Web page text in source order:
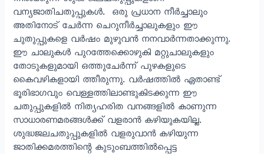
വന്യജാതിചതുപ്പുകൾ. ഒരു പ്രധാന നീർച്ചാലും
അതിനോട് ചേർന്ന ചെറുനീർച്ചാലുകളും ഈ
ചുതുപ്പുകളെ വർഷം മുഴുവൻ നനവാർന്നതാക്കുന്നു.
ഈ ചാലുകൾ പുറത്തേക്കൊഴുകി മറ്റുചാലുകളും
തോടുകളുമായി ഒത്തുചേർന്ന് പുഴകളുടെ
കൈവഴികളായി ത്തീരുന്നു. വർഷത്തിൽ ഏതാണ്ട്
ഭൂരിഭാഗവും വെള്ളത്തിലാണ്ടുകിടക്കുന്ന ഈ
ചതുപ്പുകളിൽ നിത്യഹരിത വനങ്ങളിൽ കാണുന്ന
സാധാരണമരങ്ങൾക്ക് വളരാൻ കഴിയുകയില്ല.
ശുദ്ധജലചതുപ്പുകളിൽ വളരുവാൻ കഴിയുന്ന
ജാതിക്കമരത്തിന്റെ കുടുംബത്തിൽപ്പെട്ട